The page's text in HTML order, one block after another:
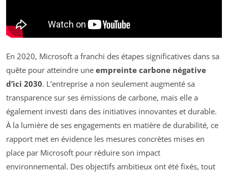
En 2020, Microsoft a franchi des étapes significatives dans sa
quête pour atteindre une empreinte carbone négative
d’ici 2030. L’entreprise a non seulement augmenté sa
transparence sur ses émissions de carbone, mais elle a
également investi dans des initiatives innovantes et durable.
À la lumière de ses engagements en matière de durabilité, ce
rapport met en évidence les mesures concrètes mises en
place par Microsoft pour réduire son impact
environnemental. Des objectifs ambitieux ont été fixés, tout